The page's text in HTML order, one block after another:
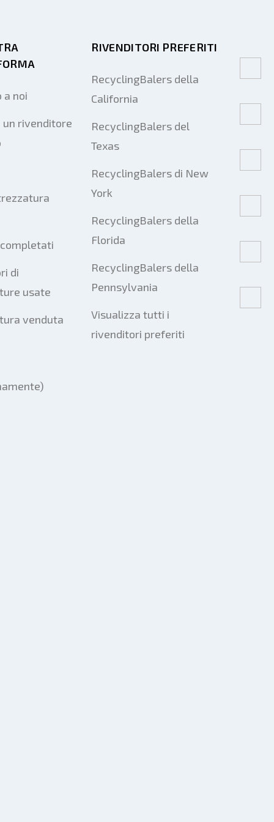
a noi
rivenditore
di
usate
venduta
RIVENDITORI PREFERITI
RecyclingBalers della
California
RecyclingBalers del
Texas
RecyclingBalers di New
York
RecyclingBalers della
Florida
RecyclingBalers della
Pennsylvania
Visualizza tutti i
rivenditori preferiti